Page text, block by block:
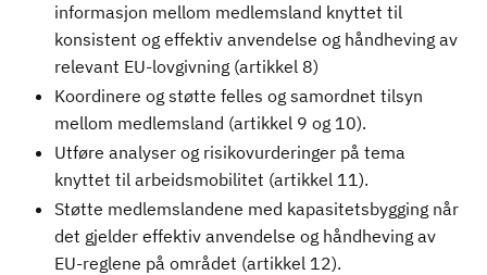
informasjon mellom medlemsland knyttet til
konsistent og effektiv anvendelse og håndheving av
relevant EU-lovgivning (artikkel 8)
Koordinere og støtte felles og samordnet tilsyn
mellom medlemsland (artikkel 9 og 10).
Utføre analyser og risikovurderinger på tema
knyttet til arbeidsmobilitet (artikkel 11).
Støtte medlemslandene med kapasitetsbygging når
det gjelder effektiv anvendelse og håndheving av
EU-reglene på området (artikkel 12).